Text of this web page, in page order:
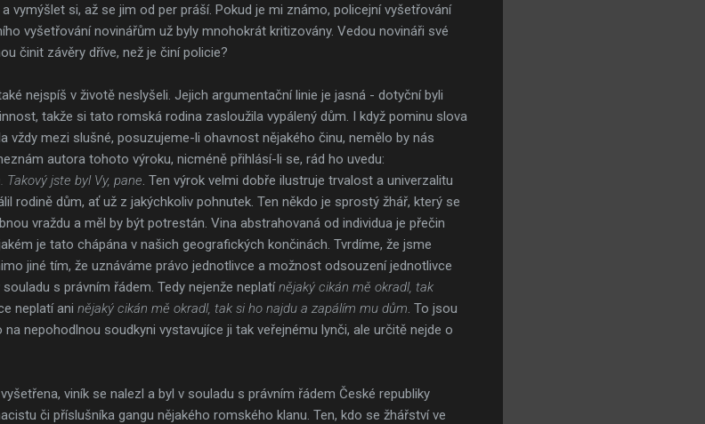
vymýšlet si, až se jim od per práší. Pokud je mi známo, policejní vyšetřování
vyšetřování novinářům už byly mnohokrát kritizovány. Vedou novináři své
činit závěry dříve, než je činí policie?
nejspíš v životě neslyšeli. Jejich argumentační linie je jasná - dotyční byli
takže si tato romská rodina zasloužila vypálený dům. I když pominu slova
mezi slušné, posuzujeme-li ohavnost nějakého činu, nemělo by nás
autora tohoto výroku, nicméně přihlásí-li se, rád ho uvedu:
jste byl Vy, pane . Ten výrok velmi dobře ilustruje trvalost a univerzalitu
rodině dům, ať už z jakýchkoliv pohnutek. Ten někdo je sprostý žhář, který se
vraždu a měl by být potrestán. Vina abstrahovaná od individua je přečin
je tato chápána v našich geografických končinách. Tvrdíme, že jsme
jiné tím, že uznáváme právo jednotlivce a možnost odsouzení jednotlivce
s právním řádem. Tedy nejenže neplatínějaký cikán mě okradl, tak
neplatí ani nějaký cikán mě okradl, tak si ho najdu a zapálím mu dům . To jsou
nepohodlnou soudkyni vystavujíce ji tak veřejnému lynči, ale určitě nejde o
viník se nalezl a byl v souladu s právním řádem České republiky
či příslušníka gangu nějakého romského klanu. Ten, kdo se žhářství ve